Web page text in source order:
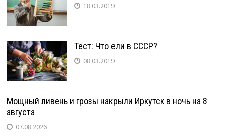
18.03.2019
Тест: Что ели в СССР?
08.03.2019
Мощный ливень и грозы накрыли Иркутск в ночь на 8
августа
07.08.2026